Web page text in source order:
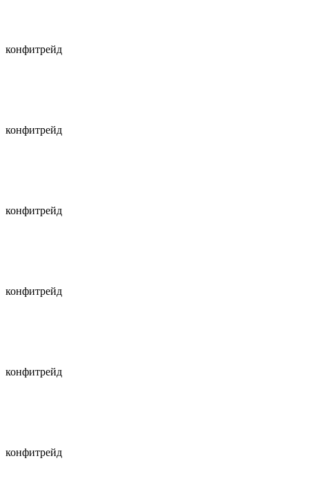
конфитрейд
конфитрейд
конфитрейд
конфитрейд
конфитрейд
конфитрейд